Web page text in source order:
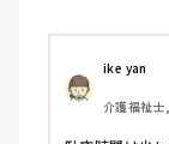
ike yan
介護福祉